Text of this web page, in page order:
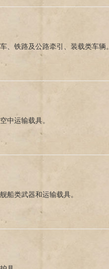
、铁路及公路牵引、装载类车辆。
中运输载具。
船类武器和运输载具。